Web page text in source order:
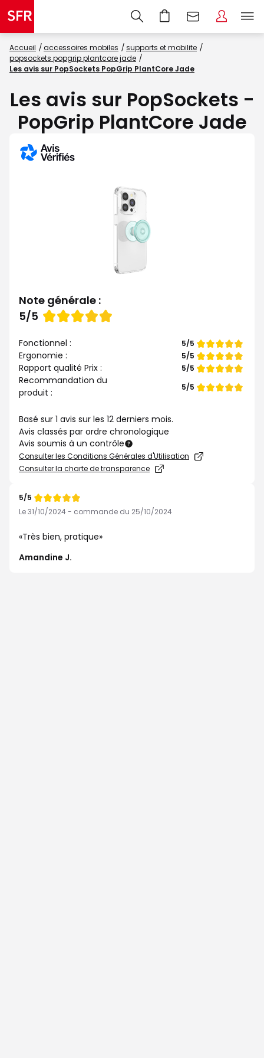
Accueil accessoires mobiles
supports et mobilite
popsockets popgrip plantcore jade
Les avis sur PopSockets PopGrip PlantCore Jade
Les avis sur PopSockets -
PopGrip PlantCore Jade
Note générale :
Note
5/5
Fonctionnel :
Note
de
5/5
Ergonomie :
Note
de
5/5
Rapport qualité Prix :
Note
5/5
Recommandation du
produit :
Note
5/5
Basé sur 1 avis sur les 12 derniers mois.
Avis classés par ordre chronologique
Avis soumis à un contrôle
Consulter les Conditions Générales d'Utilisation
Consulter la charte de transparence
Note
de
5/5
Le 31/10/2024 - commande du 25/10/2024
Très bien, pratique
Amandine J.